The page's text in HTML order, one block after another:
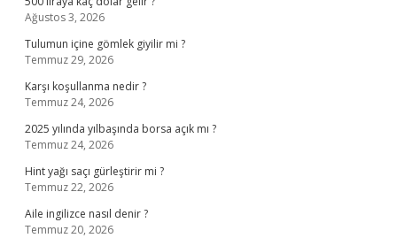
Ağustos 3, 2026
Tulumun içine gömlek giyilir mi ?
Temmuz 29, 2026
Karşı koşullanma nedir ?
Temmuz 24, 2026
2025 yılında yılbaşında borsa açık mı ?
Temmuz 24, 2026
Hint yağı saçı gürleştirir mi ?
Temmuz 22, 2026
Aile ingilizce nasıl denir ?
Temmuz 20, 2026